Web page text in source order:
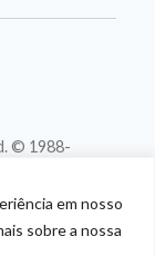
em nosso
sobre a nossa
© 1988-